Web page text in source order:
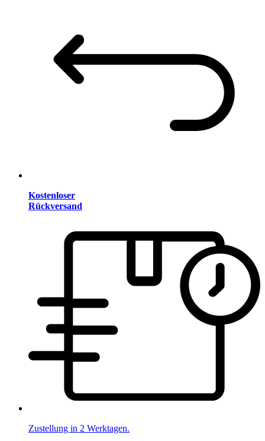
Kostenloser
Rückversand
Zustellung in 2 Werktagen.